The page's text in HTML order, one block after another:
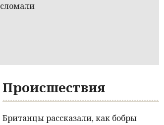
Происшествия
Британцы рассказали, как бобры